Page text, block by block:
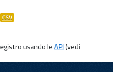
CSV
usando leAPI(vedi